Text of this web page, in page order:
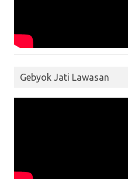
Gebyok Jati Lawasan